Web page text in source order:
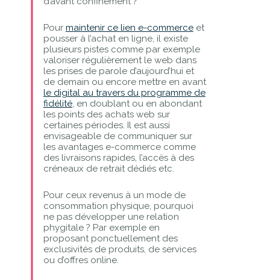
Pour maintenir ce lien e-commerceet
pousser à l’achat en ligne, il existe
plusieurs pistes comme par exemple
valoriser régulièrement le web dans
les prises de parole d’aujourd’hui et
de demain ou encore mettre en avant
le digital au travers du programme de
fidélité, en doublant ou en abondant
les points des achats web sur
certaines périodes. Il est aussi
envisageable de communiquer sur
les avantages e-commerce comme
des livraisons rapides, l’accès à des
créneaux de retrait dédiés etc.
Pour ceux revenus à un mode de
consommation physique, pourquoi
ne pas développer une relation
phygitale ? Par exemple en
proposant ponctuellement des
exclusivités de produits, de services
ou d’offres online.